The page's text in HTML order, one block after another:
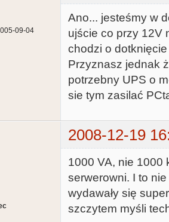
09-04
Ano... jesteśmy w
ujście co przy 12V
chodzi o
Przyznasz jednak
potrzebny UPS o
sie tym zasilać
2008-12-19
1000 VA, nie 1000
serwerowni. I to
wydawały się
szczytem myśli